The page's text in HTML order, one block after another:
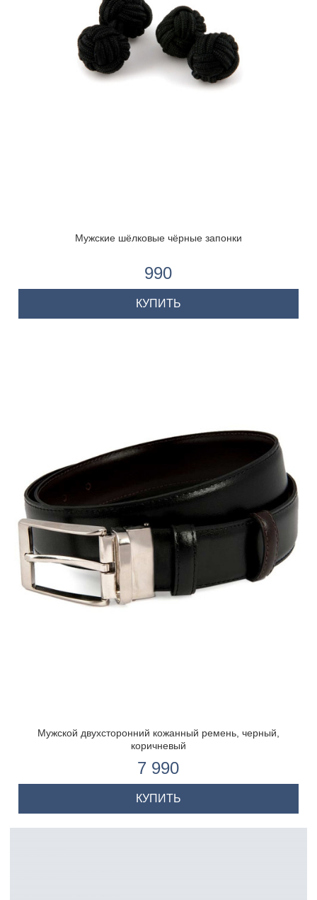
Мужские шёлковые чёрные запонки
990
КУПИТЬ
Мужской двухсторонний кожанный ремень, черный,
коричневый
7 990
КУПИТЬ